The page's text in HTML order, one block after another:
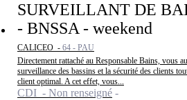
SURVEILLANT DE
- BNSSA - weekend
CALICEO - 64 - PAU
Directement rattaché au Responsable Bains, vous
surveillance des bassins et la sécurité des clients
client optimal. A cet effet, vous...
CDI - Non renseigné